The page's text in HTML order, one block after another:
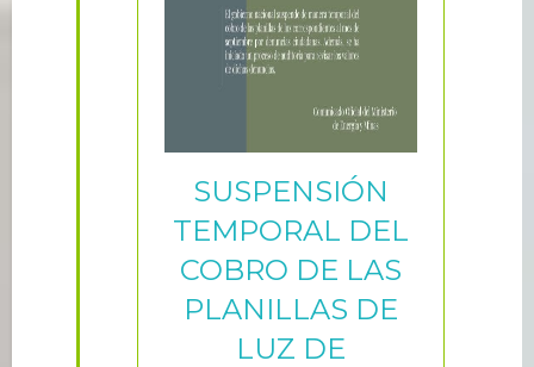
SUSPENSIÓN
TEMPORAL DEL
COBRO DE LAS
PLANILLAS DE
LUZ DE